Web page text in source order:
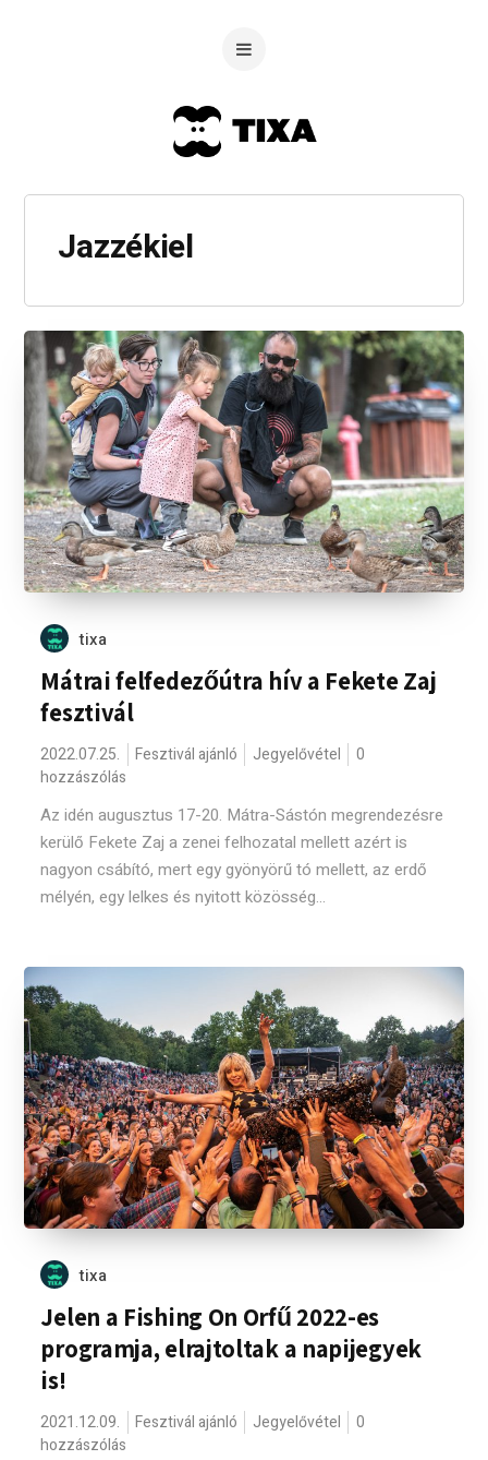
Jazzékiel
tixa
Mátrai felfedezőútra hív a Fekete Zaj
fesztivál
2022.07.25. Fesztivál ajánló Jegyelővétel
0
hozzászólás
Az idén augusztus 17-20. Mátra-Sástón megrendezésre
kerülő Fekete Zaj a zenei felhozatal mellett azért is
nagyon csábító, mert egy gyönyörű tó mellett, az erdő
mélyén, egy lelkes és nyitott közösség...
tixa
Jelen a Fishing On Orfű 2022-es
programja, elrajtoltak a napijegyek
is!
2021.12.09. Fesztivál ajánló Jegyelővétel
0
hozzászólás